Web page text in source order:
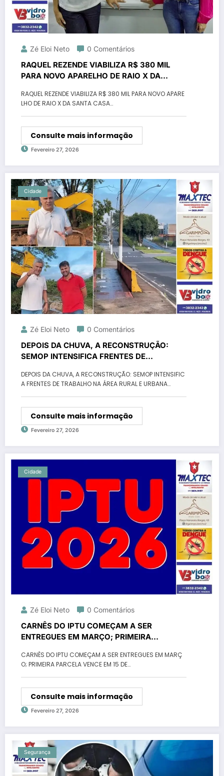
Zé Eloi Neto 0 Comentários
RAQUEL REZENDE VIABILIZA R$ 380 MIL
PARA NOVO APARELHO DE RAIO X DA
RAQUEL REZENDE VIABILIZA R$ 380 MIL PARA NOVO APARE
LHO DE RAIO X DA SANTA CASA…
Consulte mais informação
Fevereiro 27, 2026
Cidade
Zé Eloi Neto 0 Comentários
DEPOIS DA CHUVA, A RECONSTRUÇÃO:
SEMOP INTENSIFICA FRENTES DE
DEPOIS DA CHUVA, A RECONSTRUÇÃO: SEMOP INTENSIFIC
A FRENTES DE TRABALHO NA ÁREA RURAL E URBANA…
Consulte mais informação
Fevereiro 27, 2026
Cidade
Zé Eloi Neto 0 Comentários
CARNÊS DO IPTU COMEÇAM A SER
ENTREGUES EM MARÇO; PRIMEIRA
CARNÊS DO IPTU COMEÇAM A SER ENTREGUES EM MARÇ
O; PRIMEIRA PARCELA VENCE EM 15 DE…
Consulte mais informação
Fevereiro 27, 2026
Segurança